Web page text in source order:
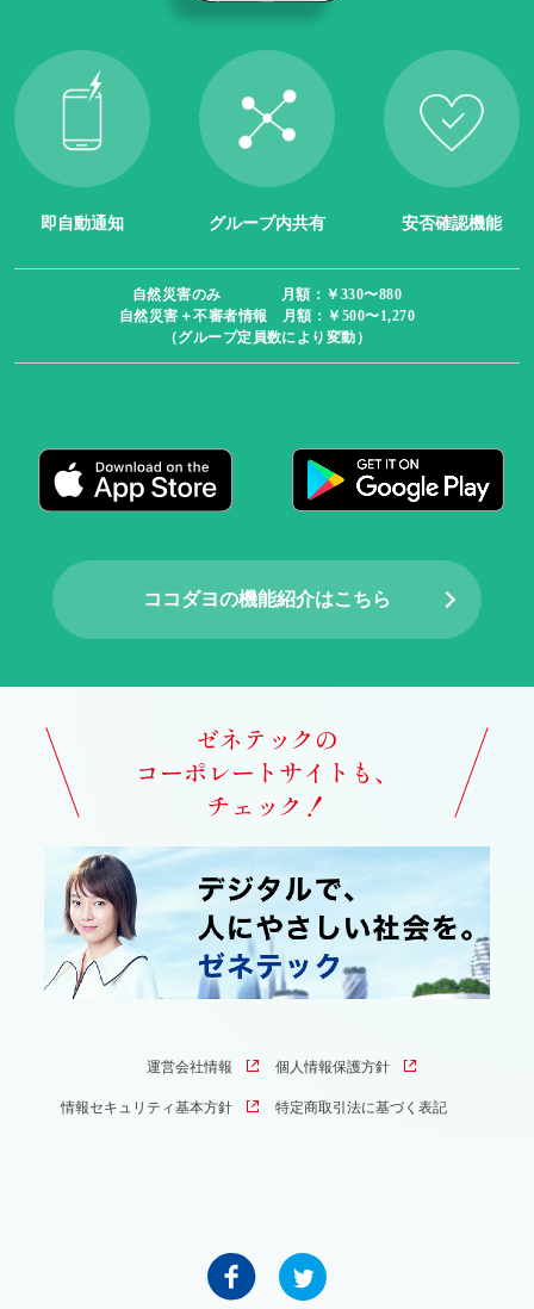
即自動通知 グループ内共有 安否確認機能
自然災害のみ 月額：￥330〜880
自然災害＋不審者情報 月額：￥500〜1,270
（グループ定員数により変動）
ココダヨの機能紹介はこちら
ゼネテックの
コーポレートサイトも、
チェック！
運営会社情報 個人情報保護方針
情報セキュリティ基本方針 特定商取引法に基づく表記